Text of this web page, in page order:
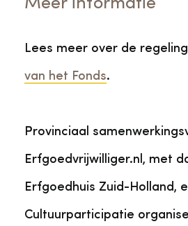
Meer informatie
Lees meer over de regeling
van het Fonds.
Provinciaal
Erfgoedvrijwilliger.nl, met
Erfgoedhuis Zuid-Holland,
Cultuurparticipatie